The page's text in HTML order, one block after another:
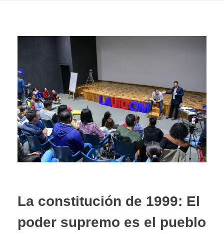
La constitución de 1999: El
poder supremo es el pueblo